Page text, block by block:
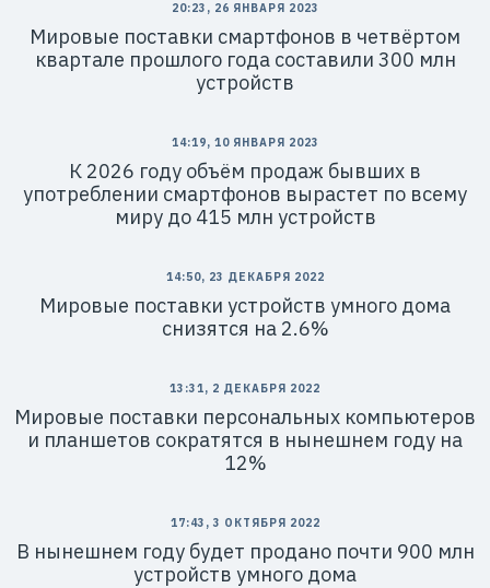
20:23, 26 ЯНВАРЯ 2023
Мировые поставки смартфонов в четвёртом
квартале прошлого года составили 300 млн
устройств
14:19, 10 ЯНВАРЯ 2023
К 2026 году объём продаж бывших в
употреблении смартфонов вырастет по всему
миру до 415 млн устройств
14:50, 23 ДЕКАБРЯ 2022
Мировые поставки устройств умного дома
снизятся на 2.6%
13:31, 2 ДЕКАБРЯ 2022
Мировые поставки персональных компьютеров
и планшетов сократятся в нынешнем году на
12%
17:43, 3 ОКТЯБРЯ 2022
В нынешнем году будет продано почти 900 млн
устройств умного дома